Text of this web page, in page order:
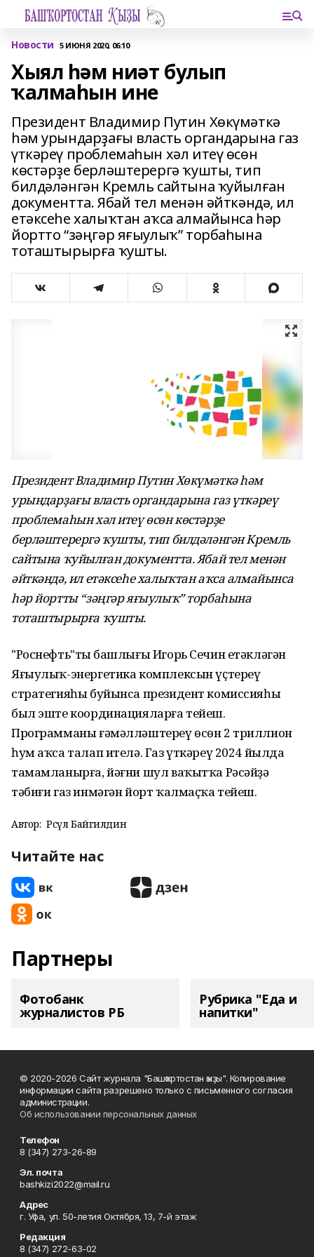
Новости 5 ИЮНЯ 2020, 06:10
Хыял һәм ниәт булып
ҡалмаһын ине
Президент Владимир Путин Хөкүмәткә
һәм урындарҙағы власть органдарына газ
үткәреү проблемаһын хәл итеү өсөн
көстәрҙе берләштерергә ҡушты, тип
билдәләнгән Кремль сайтына ҡуйылған
документта. Ябай тел менән әйткәндә, ил
етәксеһе халыҡтан аҡса алмайынса һәр
йортто “зәңгәр яғыулыҡ” торбаһына
тоташтырырға ҡушты.
Президент Владимир Путин Хөкүмәткә һәм
урындарҙағы власть органдарына газ үткәреү
проблемаһын хәл итеү өсөн көстәрҙе
берләштерергә ҡушты, тип билдәләнгән Кремль
сайтына ҡуйылған документта. Ябай тел менән
әйткәндә, ил етәксеһе халыҡтан аҡса алмайынса
һәр йортты “зәңгәр яғыулыҡ” торбаһына
тоташтырырға ҡушты.
"Роснефть"тың башлығы Игорь Сечин етәкләгән
Яғыулыҡ-энергетика комплексын үҫтереү
стратегияһы буйынса президент комиссияһы
был эште координацияларға тейеш.
Программаны ғәмәлләштереү өсөн 2 триллион
һум аҡса талап ителә. Газ үткәреү 2024 йылда
тамамланырға, йәғни шул ваҡытҡа Рәсәйҙә
тәбиғи газ инмәгән йорт ҡалмаҫҡа тейеш.
Автор: Рәсүл Байгилдин
Читайте нас
Партнеры
Фотобанк
журналистов РБ
Рубрика "Еда и
напитки"
© 2020-2026 Сайт журнала "Башҡортостан ҡыҙы". Копирование
информации сайта разрешено только с письменного согласия
администрации.
Об использовании персональных данных
Телефон
8 (347) 273-26-89
Эл. почта
bashkizi2022@mail.ru
Адрес
г. Уфа, ул. 50-летия Октября, 13, 7-й этаж
Редакция
8 (347) 272-63-02